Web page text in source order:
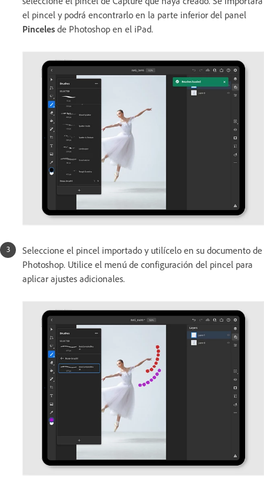
el pincel y podrá encontrarlo en la parte inferior del panel
Pinceles de Photoshop en el iPad.
Seleccione el pincel importado y utilícelo en su documento de
Photoshop. Utilice el menú de configuración del pincel para
aplicar ajustes adicionales.